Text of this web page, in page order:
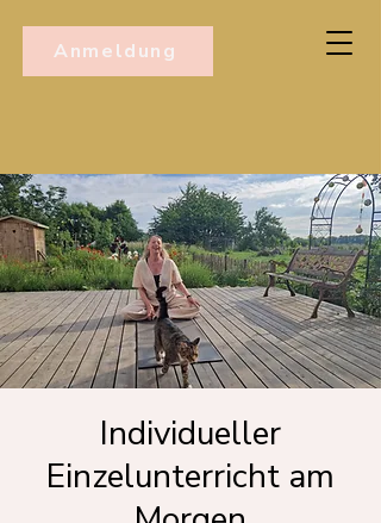
Anmeldung
Individueller
Einzelunterricht am